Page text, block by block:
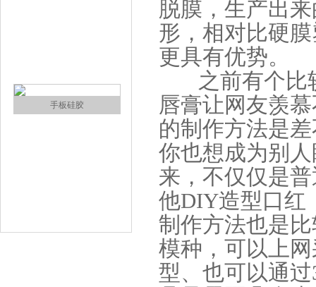
脱膜，生产出
形，相对比硬
更具有优势。
之前有个比
唇膏让网友羡
的制作方法是
你也想成为别
来，不仅仅是
他DIY造型口红
制作方法也是
模种，可以上
型、也可以通